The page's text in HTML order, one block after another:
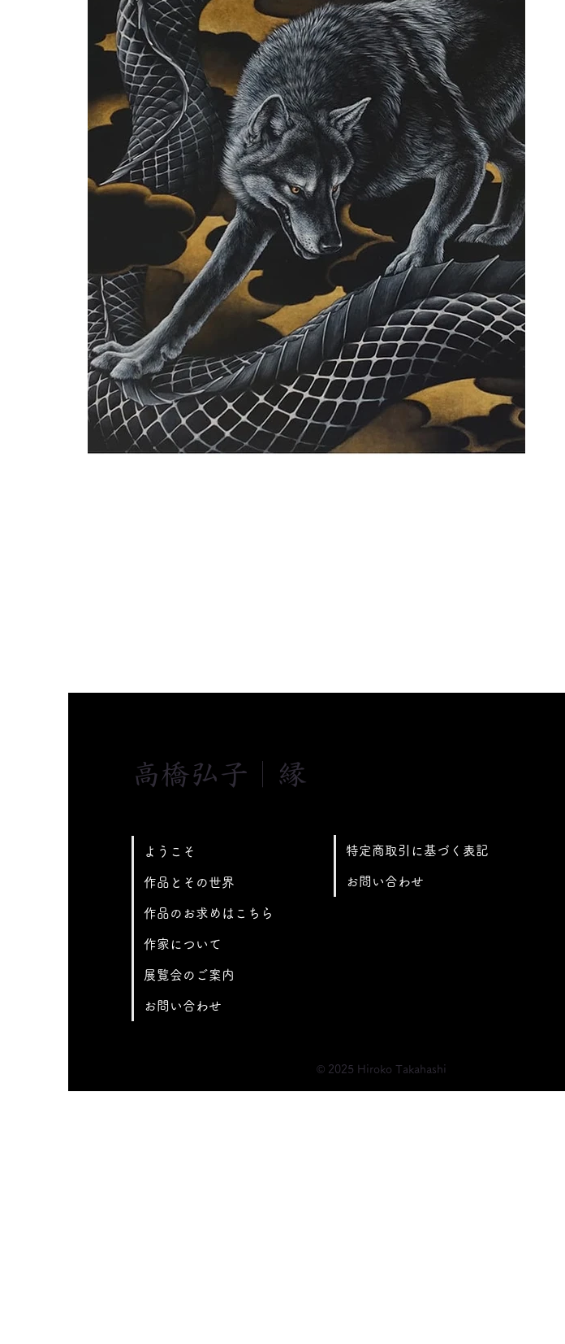
© 2025 Hiroko Takahashi
ようこそ
作品とその世界
作品のお求めはこちら
作家について
展覧会のご案内
お問い合わせ
特定商取引に基づく表記
お問い合わせ
高橋弘子｜縁